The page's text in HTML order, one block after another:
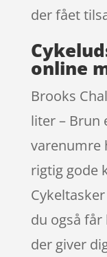
der fået
online
Brooks
liter – Brun
varenumre
rigtig gode
du også
der giver